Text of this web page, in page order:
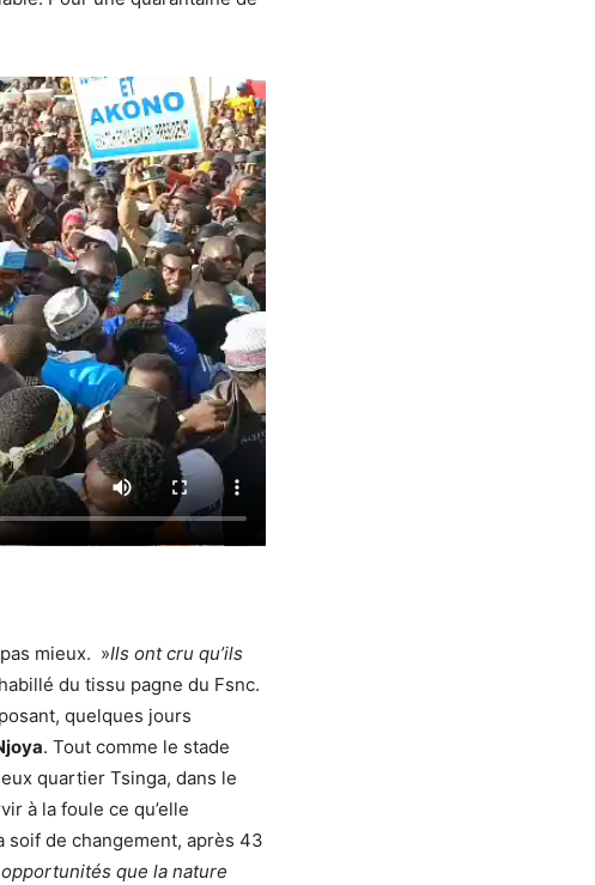
mieux. »Ils ont cru qu’ils
du tissu pagne du Fsnc.
quelques jours
. Tout comme le stade
quartier Tsinga, dans le
à la foule ce qu’elle
soif de changement, après 43
que la nature